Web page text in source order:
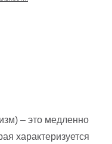
– это медленно
характеризуется